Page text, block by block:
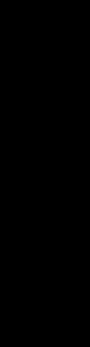
Funded
đơn giản, rõ
5. CITY
City Traders
khung cấp
luật rủi ro và
mức đòn
củng cố thói
CTI vận
nâng cao
lợi nhuận có
nhập dài
Firm này
nhân sang